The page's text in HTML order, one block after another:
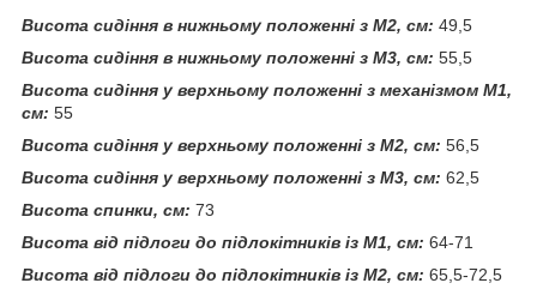
Висота сидіння в нижньому положенні з М2, см: 49,5
Висота сидіння в нижньому положенні з М3, см: 55,5
Висота сидіння у верхньому положенні з механізмом М1,
см: 55
Висота сидіння у верхньому положенні з М2, см: 56,5
Висота сидіння у верхньому положенні з М3, см: 62,5
Висота спинки, см: 73
Висота від підлоги до підлокітників із М1, см: 64-71
Висота від підлоги до підлокітників із М2, см: 65,5-72,5